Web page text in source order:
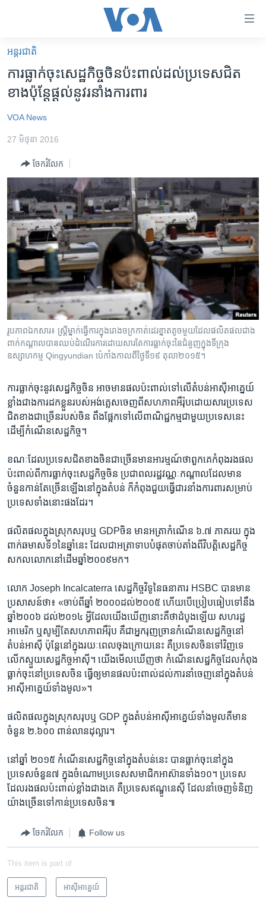
គេហទំព័រ​
ទាក់ទង
និង​
ទំព័រ​
រំលង​
និង​
ចូល​
ទៅ​
ទំព័រ​
សម្ព័ន្ធ​
រំលង​
និង​
ទៅ​
កាន់​
អន្តរជាតិ
ហេឡូវីអូអេ
កម្ពុជាច្នៃប្រតិដ្ឋ
ព្រឹត្តិការណ៍ព័ត៌មាន
ទូរទស្សន៍ / វីដេអូ​
វិទ្យុ / ផតខាសថ៍
កម្មវិធីទាំងអស់
Khmer English
បណ្តាញ​សង្គម
អន្តរជាតិ
ការ​ធ្លាក់​ចុះ​សេដ្ឋកិច្ច​ចិន​ប៉ះពាល់​ដល់​ប្រទេស​ជិត​
ខាង​ប៉ុន្តែផ្ដល់​នូវរនាំង​ការពារ
VOA News
27 មិថុនា 2016
ចែករំលែក
រូបភាព​ឯកសារ៖ ស្រ្តី​ម្នាក់​ធ្វើការ​ក្នុង​រោង​ចក្រកាត់ដេរ​ខ្នាត​តូច​មួយដែលផលិត​ផល​ជាង​
ពាក់​កណ្តាល​បាន​ឈប់​ដំណើរ​ការ​ដោយសារ​តែ​ការ​ធ្លាក់ចុះ​នៃ​ជំនួញ​ក្នុង​ទីក្រុង​
ឧស្សាហកម្ម Qingyundian ប៉េកាំងកាល​ពី​ថ្ងៃ​ទី​១៩ តុលា​២០១៥។
ការ​ធ្លាក់​ចុះ​នូវ​សេដ្ឋកិច្ច​ចិន អាច​មាន​ផល​ប៉ះពាល់​ទៅ​លើ​តំបន់​អាស៊ីអាគ្នេយ៍
ខ្លាំង​ជាង​ការ​ដក​ខ្លួន​របស់​អង់គ្លេសចេញ​ពី​សហភាព​អឺរ៉ុប​ដោយសារ​ប្រទេស​
ជិតខាង​ជាច្រើន​របស់​ចិន ពឹងផ្អែក​ទៅលើ​ពាណិជ្ជកម្ម​ជាមួយ​ប្រទេស​នេះ​
ដើម្បី​កំណើន​សេដ្ឋកិច្ច។
​ខណៈ​ដែល​ប្រទេសជិត​ខាង​ចិនជាច្រើន​មាន​អារម្មណ៍​ថាពួកគេ​កំពុង​រង​ផល​
ប៉ះពាល់​ពី​ការ​ធ្លាក់​ចុះ​សេដ្ឋកិច្ច​ចិន ប្រជាពលរដ្ឋ​វណ្ណៈ​កណ្តាល​ដែល​មាន​
ចំនួន​កាន់​តែ​ច្រើន​ឡើង​នៅ​ក្នុង​តំបន់​ ក៏​កំពុង​ជួយ​ធ្វើ​ជា​រនាំង​ការ​ពារ​សម្រាប់​
ប្រទេស​ទាំង​នោះ​ផង​ដែរ។
ផលិតផល​ក្នុង​ស្រុក​សរុប​ឬ GDPចិន មាន​អត្រាកំណើន​ ៦.៧ ភាគរយ ​ក្នុង
ពាក់ឆមាស​ទី​១​នៃ​ឆ្នាំ​នេះ ដែល​ជា​អត្រា​ទាប​បំផុត​ចាប់​តាំង​ពី​វិបត្តិ​សេដ្ឋកិច្ច​
សកលលោក​នៅ​ដើម​ឆ្នាំ​២០០៩​មក។
លោក Joseph Incalcaterra សេដ្ឋកិច្ច​វិទូ​នៃ​ធនាគារ HSBC បាន​មាន​
ប្រសាសន៍​ថា៖ «ចាប់​ពី​ឆ្នាំ​ ២០០០​ដល់​២០០៥ ហើយ​បើ​ប្រៀបធៀប​ទៅ​នឹង​
ឆ្នាំ​២០០៦ ដល់​២០១៤ អ្វី​ដែល​យើង​ឃើញ​នោះ​គឺ​ថាដំបូង​ឡើយ​ សហរដ្ឋ​
អាមេរិក ឬ​សូម្បី​តែ​សហភាព​អឺរ៉ុប គឺ​ជា​អ្នក​រុញច្រាន​កំណើន​សេដ្ឋកិច្ច​នៅ​
តំបន់​អាស៊ី ប៉ុន្តែ​នៅ​ក្នុង​រយៈពេល​ចុងក្រោយ​នេះ គឺ​ប្រទេស​ចិន​ទៅ​វិញ​ទេ​
លើកស្ទួយ​សេដ្ឋកិច្ច​អាស៊ី។ យើង​មើល​ឃើញ​ថា កំណើន​សេដ្ឋកិច្ចដែល​កំពុង​
ធ្លាក់ចុះ​នៅ​ប្រទេស​ចិន ធ្វើ​ឲ្យ​មានផល​ប៉ះពាល់​ដល់​ការ​នាំ​ចេញ​នៅ​ក្នុង​តំបន់​
អាស៊ីអាគ្នេយ៍​ទាំង​មូល»។
ផលិតផល​ក្នុង​ស្រុក​សរុប​ឬ ​GDP ក្នុង​តំបន់​អាស៊ី​អាគ្នេយ៍​ទាំង​មូល​គឺ​មាន​
ចំនួន ២.៦០០​ ពាន់លានដុល្លារ។
នៅ​ឆ្នាំ​ ២០១៥ កំណើន​សេដ្ឋកិច្ច​នៅ​ក្នុង​តំបន់​នេះ បាន​ធ្លាក់​ចុះនៅ​ក្នុង​
ប្រទេស​ចំនួន​៧ ក្នុង​ចំណោម​ប្រទេសសមាជិក​អាស៊ានទាំង​១០។ ប្រទេស​
ដែល​រង​ផល​ប៉ះពាល់​ខ្លាំង​ជាង​គេ គឺ​ប្រទេស​ឥណ្ឌូនេស៊ី ដែល​នាំ​ចេញ​ទំនិញ​
យ៉ាង​ច្រើន​ទៅ​កាន់​ប្រទេស​ចិន៕
ចែករំលែក Follow us
This item is part of
អន្តរជាតិ អាស៊ី​អាគ្នេយ៍